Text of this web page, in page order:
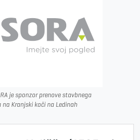
je sponzor prenove stavbnega
na Kranjski koči na Ledinah